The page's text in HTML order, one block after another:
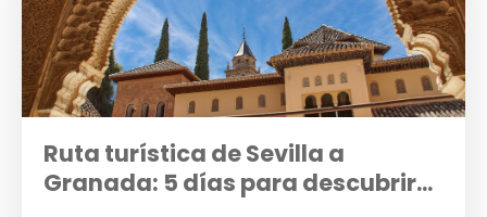
Ruta turística de Sevilla a
Granada: 5 días para descubrir...